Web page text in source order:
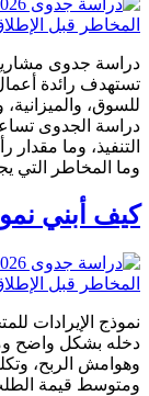
دراسة جدوى
تستهدف رائدة
للسوق،
دراسة الجدوى
التنفيذ، وما
وما المخاطر التي
كيف أبني
نموذج الإيرادات
دخله بشكل واضح
وهوامش الربح،
ومتوسط قيمة